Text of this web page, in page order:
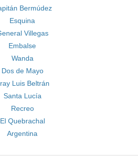
Bermúdez
Esquina
Villegas
Embalse
Wanda
Dos de Mayo
Luis Beltrán
Santa Lucía
Recreo
El Quebrachal
Argentina